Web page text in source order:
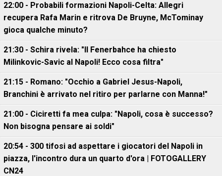
22:00 - Probabili formazioni Napoli-Celta: Allegri
recupera Rafa Marin e ritrova De Bruyne, McTominay
gioca qualche minuto?
21:30 - Schira rivela: "Il Fenerbahce ha chiesto
Milinkovic-Savic al Napoli! Ecco cosa filtra"
21:15 - Romano: "Occhio a Gabriel Jesus-Napoli,
Branchini è arrivato nel ritiro per parlarne con Manna!"
21:00 - Ciciretti fa mea culpa: "Napoli, cosa è successo?
Non bisogna pensare ai soldi"
20:54 - 300 tifosi ad aspettare i giocatori del Napoli in
piazza, l'incontro dura un quarto d'ora | FOTOGALLERY
CN24